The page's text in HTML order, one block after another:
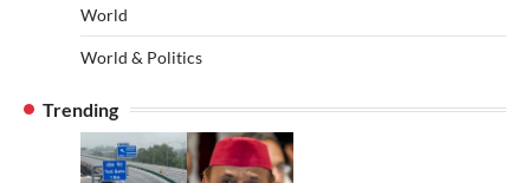
World
World & Politics
Trending